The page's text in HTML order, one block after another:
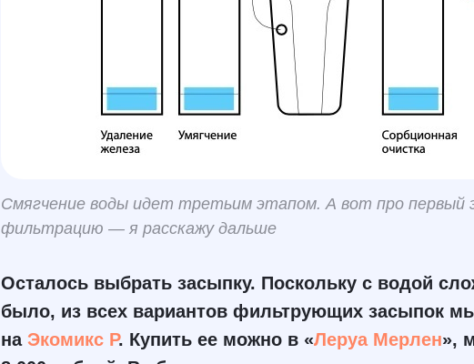
Смягчение воды идет третьим этапом. А вот про первый
фильтрацию — я расскажу дальше
Осталось выбрать засыпку. Поскольку с водой
было, из всех вариантов фильтрующих засыпок
на Экомикс P. Купить ее можно в «Леруа Мерлен»,